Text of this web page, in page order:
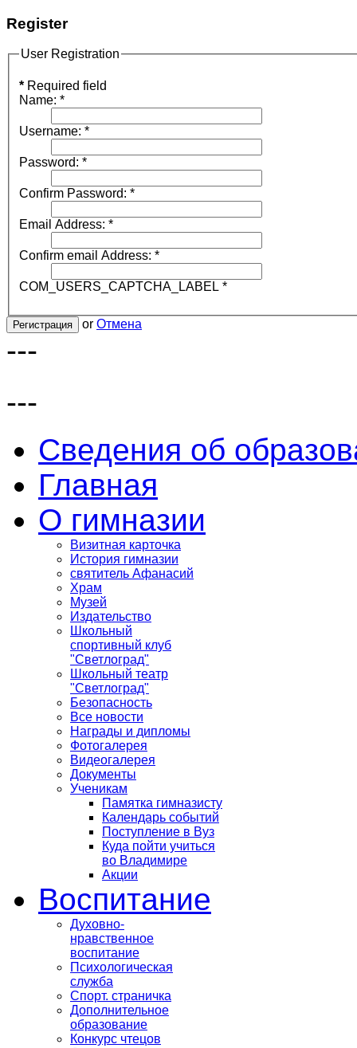
Register
User Registration
* Required field
Name: *
Username: *
Password: *
Confirm Password: *
Email Address: *
Confirm email Address: *
COM_USERS_CAPTCHA_LABEL *
Регистрация or Отмена
---
---
Сведения об
Главная
О гимназии
Визитная карточка
История гимназии
святитель Афанасий
Храм
Музей
Издательство
Школьный
спортивный клуб
"Светлоград"
Школьный театр
"Светлоград"
Безопасность
Все новости
Награды и дипломы
Фотогалерея
Видеогалерея
Документы
Ученикам
Памятка гимназисту
Календарь событий
Поступление в Вуз
Куда пойти учиться
во Владимире
Акции
Воспитание
Духовно-
нравственное
воспитание
Психологическая
служба
Спорт. страничка
Дополнительное
образование
Конкурс чтецов